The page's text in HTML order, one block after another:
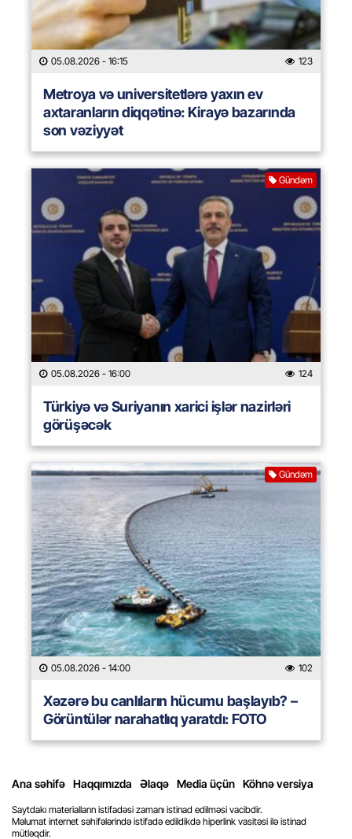
05.08.2026 - 16:15 123
Metroya və universitetlərə yaxın ev
axtaranların diqqətinə: Kirayə bazarında
son vəziyyət
Gündəm
05.08.2026 - 16:00 124
Türkiyə və Suriyanın xarici işlər nazirləri
görüşəcək
Gündəm
05.08.2026 - 14:00 102
Xəzərə bu canlıların hücumu başlayıb? –
Görüntülər narahatlıq yaratdı: FOTO
Ana səhifə Haqqımızda Əlaqə Media üçün Köhnə versiya
Saytdakı materialların istifadəsi zamanı istinad edilməsi vacibdir.
Məlumat internet səhifələrində istifadə edildikdə hiperlink vasitəsi ilə istinad
mütləqdir.